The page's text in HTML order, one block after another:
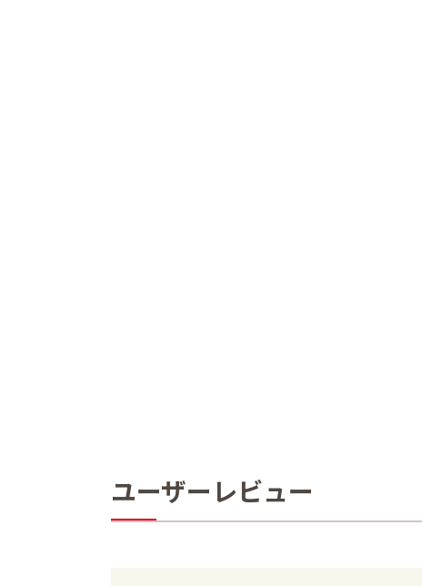
ユーザーレビュー